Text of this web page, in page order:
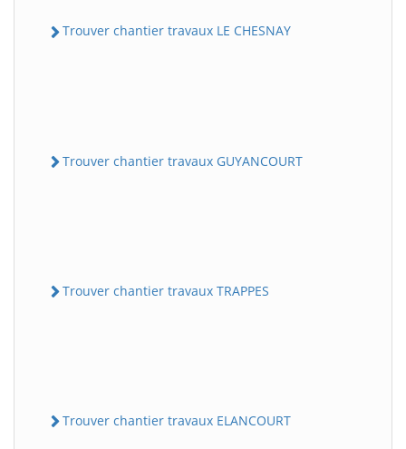
Trouver chantier travaux LE CHESNAY
Trouver chantier travaux GUYANCOURT
Trouver chantier travaux TRAPPES
Trouver chantier travaux ELANCOURT